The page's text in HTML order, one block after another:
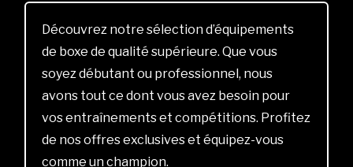
Découvrez notre sélection d’équipements
de boxe de qualité supérieure. Que vous
soyez débutant ou professionnel, nous
avons tout ce dont vous avez besoin pour
vos entraînements et compétitions. Profitez
de nos offres exclusives et équipez-vous
comme un champion.